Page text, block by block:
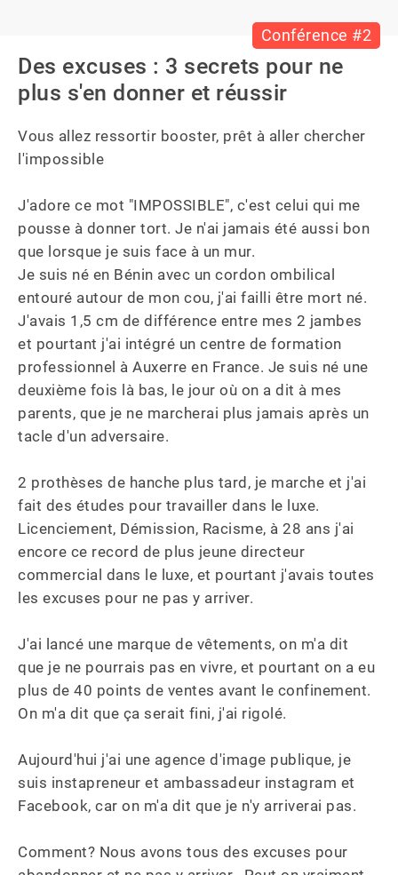
Conférence #2
Des excuses : 3 secrets pour ne
plus s'en donner et réussir
Vous allez ressortir booster, prêt à aller chercher
l'impossible
J'adore ce mot "IMPOSSIBLE", c'est celui qui me
pousse à donner tort. Je n'ai jamais été aussi bon
que lorsque je suis face à un mur.
Je suis né en Bénin avec un cordon ombilical
entouré autour de mon cou, j'ai failli être mort né.
J'avais 1,5 cm de différence entre mes 2 jambes
et pourtant j'ai intégré un centre de formation
professionnel à Auxerre en France. Je suis né une
deuxième fois là bas, le jour où on a dit à mes
parents, que je ne marcherai plus jamais après un
tacle d'un adversaire.
2 prothèses de hanche plus tard, je marche et j'ai
fait des études pour travailler dans le luxe.
Licenciement, Démission, Racisme, à 28 ans j'ai
encore ce record de plus jeune directeur
commercial dans le luxe, et pourtant j'avais toutes
les excuses pour ne pas y arriver.
J'ai lancé une marque de vêtements, on m'a dit
que je ne pourrais pas en vivre, et pourtant on a eu
plus de 40 points de ventes avant le confinement.
On m'a dit que ça serait fini, j'ai rigolé.
Aujourd'hui j'ai une agence d'image publique, je
suis instapreneur et ambassadeur instagram et
Facebook, car on m'a dit que je n'y arriverai pas.
Comment? Nous avons tous des excuses pour